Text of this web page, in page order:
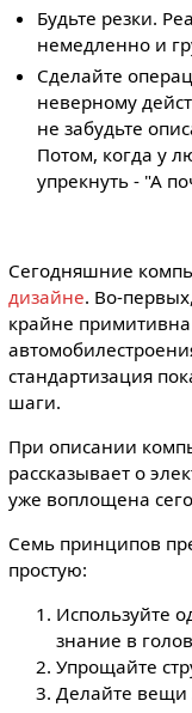
Будьте резки.
немедленно и
Сделайте
неверному
не забудьте
Потом, когда у
упрекнуть - "А
Сегодняшние
дизайне. Во-
крайне
стандартизация
шаги.
При описании
рассказывает о
уже воплощена
Семь принципов
простую:
Используйте
знание в
Упрощайте
Делайте вещи